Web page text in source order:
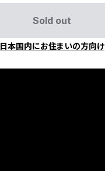
Sold out
日本国内にお住まいの方向け